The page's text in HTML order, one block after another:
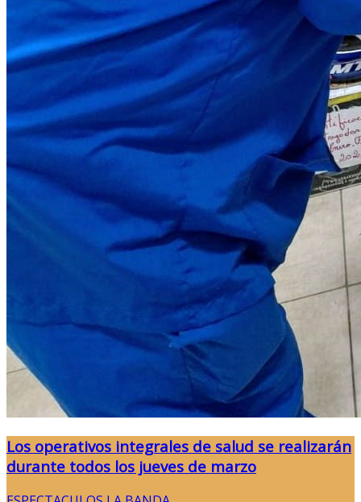
Los operativos integrales de salud se realizarán
durante todos los jueves de marzo